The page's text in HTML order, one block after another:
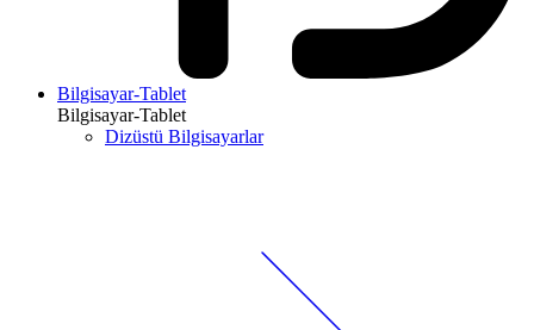
Bilgisayar-Tablet
Bilgisayar-Tablet
Dizüstü Bilgisayarlar